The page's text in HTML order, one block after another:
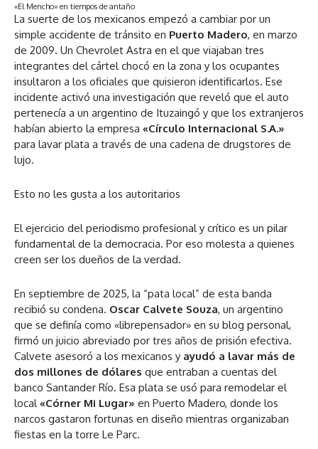
«El Mencho» en tiempos de antaño
La suerte de los mexicanos empezó a cambiar por un
simple accidente de tránsito en Puerto Madero, en marzo
de 2009. Un Chevrolet Astra en el que viajaban tres
integrantes del cártel chocó en la zona y los ocupantes
insultaron a los oficiales que quisieron identificarlos. Ese
incidente activó una investigación que reveló que el auto
pertenecía a un argentino de Ituzaingó y que los extranjeros
habían abierto la empresa «Círculo Internacional S.A.»
para lavar plata a través de una cadena de drugstores de
lujo.
Esto no les gusta a los autoritarios
El ejercicio del periodismo profesional y crítico es un pilar
fundamental de la democracia. Por eso molesta a quienes
creen ser los dueños de la verdad.
En septiembre de 2025, la “pata local” de esta banda
recibió su condena. Oscar Calvete Souza, un argentino
que se definía como «librepensador» en su blog personal,
firmó un juicio abreviado por tres años de prisión efectiva.
Calvete asesoró a los mexicanos y ayudó a lavar más de
dos millones de dólares que entraban a cuentas del
banco Santander Río. Esa plata se usó para remodelar el
local«Córner Mi Lugar» en Puerto Madero, donde los
narcos gastaron fortunas en diseño mientras organizaban
fiestas en la torre Le Parc.